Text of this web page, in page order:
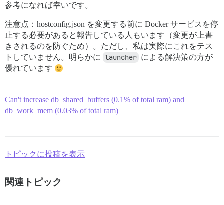
参考になれば幸いです。
注意点：hostconfig.json を変更する前に Docker サービスを停
止する必要があると報告している人もいます（変更が上書
きされるのを防ぐため）。ただし、私は実際にこれをテス
トしていません。明らかに launcher による解決策の方が
優れています
Can't increase db_shared_buffers (0.1% of total ram) and
db_work_mem (0.03% of total ram)
トピックに投稿を表示
関連トピック